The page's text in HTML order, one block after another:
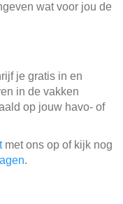
wat voor jou de
je gratis in en
in de vakken
op jouw havo- of
met ons op of kijk nog
.